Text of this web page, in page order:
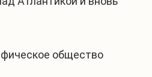
общество